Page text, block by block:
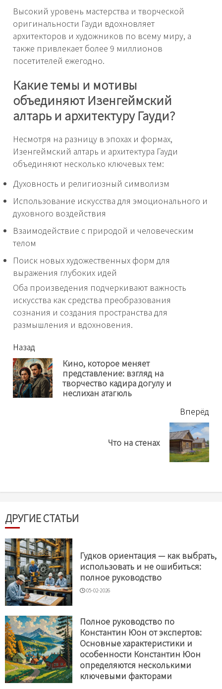
Высокий уровень мастерства и творческой
оригинальности Гауди вдохновляет
архитекторов и художников по всему миру, а
также привлекает более 9 миллионов
посетителей ежегодно.
Какие темы и мотивы
объединяют Изенгеймский
алтарь и архитектуру Гауди?
Несмотря на разницу в эпохах и формах,
Изенгеймский алтарь и архитектура Гауди
объединяют несколько ключевых тем:
Духовность и религиозный символизм
Использование искусства для эмоционального и
духовного воздействия
Взаимодействие с природой и человеческим
телом
Поиск новых художественных форм для
выражения глубоких идей
Оба произведения подчеркивают важность
искусства как средства преобразования
сознания и создания пространства для
размышления и вдохновения.
читать
еще
Назад
Кино, которое меняет
представление: взгляд на
творчество кадира догулу и
неслихан атагюль
Вперёд
Что на стенах
ДРУГИЕ СТАТЬИ
Гудков ориентация — как выбрать,
использовать и не ошибиться:
полное руководство
05-02-2026
Полное руководство по
Константин Юон от экспертов:
Основные характеристики и
особенности Константин Юон
определяются несколькими
ключевыми факторами